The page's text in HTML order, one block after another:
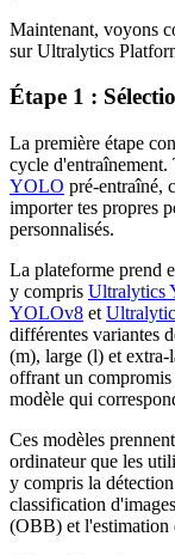
Maintenant, voyons
sur Ultralytics
Étape 1 :
La première étape
cycle d'entraînement.
YOLO pré-entraîné,
importer tes propres
personnalisés.
La plateforme prend
y compris Ultralytics
YOLOv8 et
différentes variantes
(m), large (l) et extra-
offrant un compromis
modèle qui
Ces modèles
ordinateur que les
y compris la
classification
(OBB) et l'estimation